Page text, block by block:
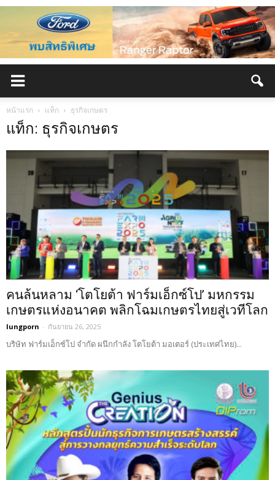
หน้าแรก แท็ก ธุรกิจเกษตร
แท็ก: ธุรกิจเกษตร
คนล้นหลาม ‘โตโยต้า ฟาร์มเอ็กซ์โป’ มหกรรม
เกษตรแห่งอนาคต พลิกโฉมเกษตรไทยสู่เวทีโลก
lungporn - กันยายน 26, 2025
บริษัท ฟาร์มเอ็กซ์โป จำกัด ผนึกกำลัง โตโยต้า มอเตอร์ (ประเทศไทย)...